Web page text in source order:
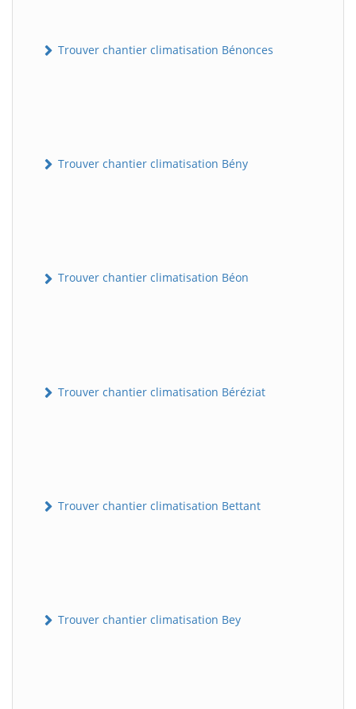
Trouver chantier climatisation Bénonces
Trouver chantier climatisation Bény
Trouver chantier climatisation Béon
Trouver chantier climatisation Béréziat
Trouver chantier climatisation Bettant
Trouver chantier climatisation Bey